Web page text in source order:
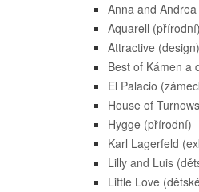
Anna and
Aquarell (přírodní)
Attractive (design)
Best of Kámen a
El Palacio
House of
Hygge (přírodní)
Karl Lagerfeld
Lilly and Luis
Little Love